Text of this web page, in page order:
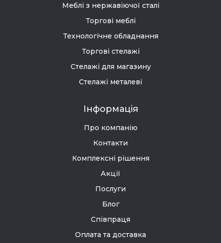
Меблі з нержавіючої сталі
Торгові меблі
Технологічне обладнання
Торгові стелажі
Стелажі для магазину
Стелажі металеві
Інформація
Про компанію
Контакти
Комплексні рішення
Акції
Послуги
Блог
Співпраця
Оплата та доставка